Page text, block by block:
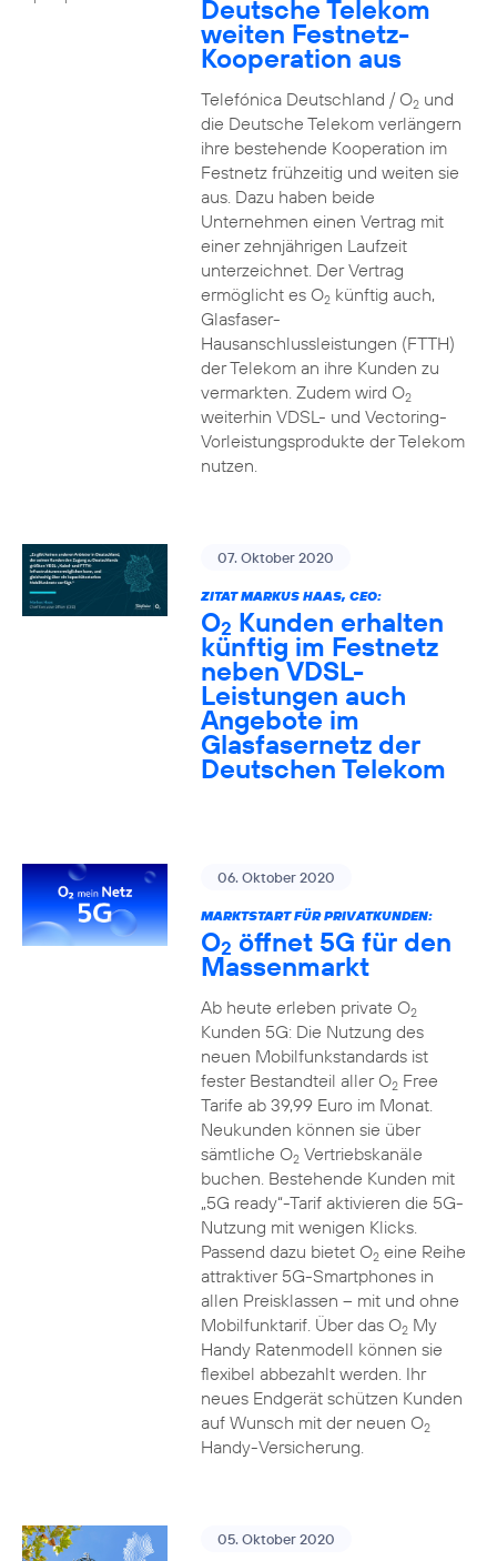
Deutsche Telekom
weiten Festnetz-
Kooperation aus
Telefónica Deutschland / O2und
die Deutsche Telekom verlängern
ihre bestehende Kooperation im
Festnetz frühzeitig und weiten sie
aus. Dazu haben beide
Unternehmen einen Vertrag mit
einer zehnjährigen Laufzeit
unterzeichnet. Der Vertrag
ermöglicht es O2künftig auch,
Glasfaser-
Hausanschlussleistungen (FTTH)
der Telekom an ihre Kunden zu
vermarkten. Zudem wird O2
weiterhin VDSL- und Vectoring-
Vorleistungsprodukte der Telekom
nutzen.
07. Oktober 2020
ZITAT MARKUS HAAS, CEO:
O2 Kunden erhalten
künftig im Festnetz
neben VDSL-
Leistungen auch
Angebote im
Glasfasernetz der
Deutschen Telekom
06. Oktober 2020
MARKTSTART FÜR PRIVATKUNDEN:
O2 öffnet 5G für den
Massenmarkt
Ab heute erleben private O2
Kunden 5G: Die Nutzung des
neuen Mobilfunkstandards ist
fester Bestandteil aller O2Free
Tarife ab 39,99 Euro im Monat.
Neukunden können sie über
sämtliche O2Vertriebskanäle
buchen. Bestehende Kunden mit
„5G ready“-Tarif aktivieren die 5G-
Nutzung mit wenigen Klicks.
Passend dazu bietet O2eine Reihe
attraktiver 5G-Smartphones in
allen Preisklassen – mit und ohne
Mobilfunktarif. Über das O2My
Handy Ratenmodell können sie
flexibel abbezahlt werden. Ihr
neues Endgerät schützen Kunden
auf Wunsch mit der neuen O2
Handy-Versicherung.
05. Oktober 2020